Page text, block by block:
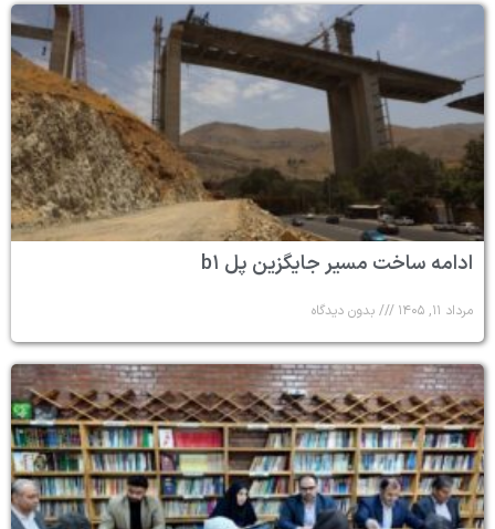
ادامه ساخت مسیر جایگزین پل b۱
مرداد ۱۱, ۱۴۰۵ بدون دیدگاه